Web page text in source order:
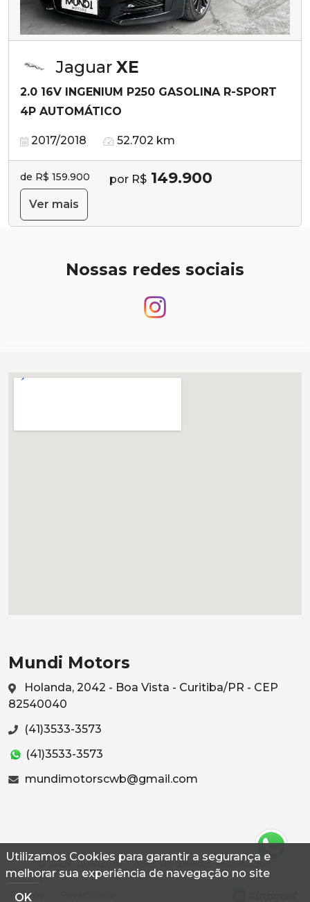
Utilizamos Cookies para garantir a segurança e
melhorar sua experiência de navegação no site
OK
Jaguar XE
2.0 16V INGENIUM P250 GASOLINA R-SPORT
4P AUTOMÁTICO
2017/2018 52.702 km
de R$ 159.900 por R$ 149.900
Ver mais
Nossas redes sociais
Mundi Motors
Holanda, 2042 - Boa Vista - Curitiba/PR - CEP
82540040
(41)3533-3573
(41)3533-3573
mundimotorscwb@gmail.com
© 2026 Autoconf. Todos os direitos reservados.
Termos